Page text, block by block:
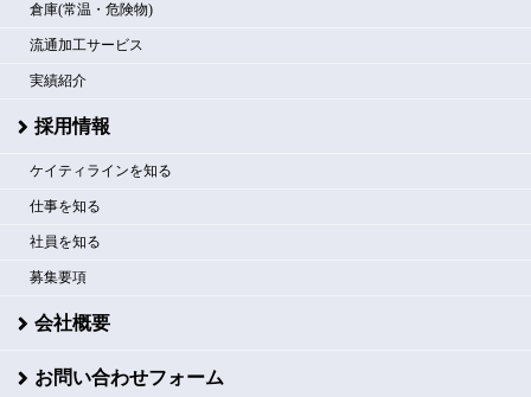
倉庫(常温・危険物)
流通加工サービス
実績紹介
採用情報
ケイティラインを知る
仕事を知る
社員を知る
募集要項
会社概要
お問い合わせフォーム